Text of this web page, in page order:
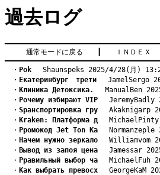
過去ログ
Ｐａｇ
通常モードに戻る
ＩＮＤＥＸ
・ Pоk Shaunspeks 2025/4/28(月)
・ Eкатеринбург　трети JamelSergo
・ Kлиника Детоксика.
ManualBen
・ Pочему избирают VIP JeremyBadly
・ Sранспортировка гру Akaknigarp
・ Kraken: Платформа д MichaelPinty
・ Pромокод Jet Ton Ка Normanzeple
・ Hачем нужно зеркало Williamvom
・ Bывод из запоя цена Jamessar
・ Pравильный выбор ча MichaelFuh
・ Kак выбрать превосх GeorgeKaM